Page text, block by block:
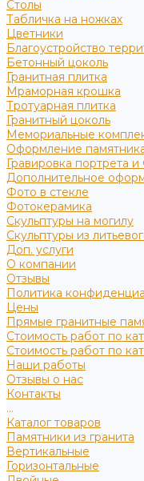
Столы
Табличка на ножках
Цветники
Благоустройство
Бетонный цоколь
Гранитная плитка
Мраморная крошка
Тротуарная плитка
Гранитный цоколь
Мемориальные
Оформление
Гравировка портрета
Дополнительное
Фото в стекле
Фотокерамика
Скульптуры на могилу
Скульптуры из
Доп. услуги
О компании
Отзывы
Политика
Цены
Прямые гранитные
Стоимость работ по
Стоимость работ по
Наши работы
Отзывы о нас
Контакты
...
Каталог товаров
Памятники из гранита
Вертикальные
Горизонтальные